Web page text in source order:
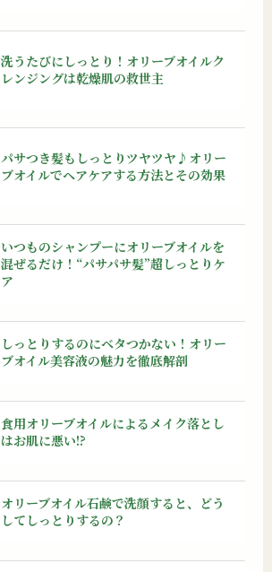
洗うたびにしっとり！オリーブオイルク
レンジングは乾燥肌の救世主
パサつき髪もしっとりツヤツヤ♪オリー
ブオイルでヘアケアする方法とその効果
いつものシャンプーにオリーブオイルを
混ぜるだけ！“パサパサ髪”超しっとりケ
ア
しっとりするのにベタつかない！オリー
ブオイル美容液の魅力を徹底解剖
食用オリーブオイルによるメイク落とし
はお肌に悪い!?
オリーブオイル石鹸で洗顔すると、どう
してしっとりするの？